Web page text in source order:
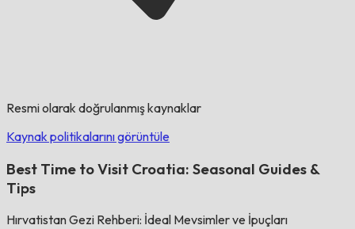
Resmi olarak doğrulanmış kaynaklar
Kaynak politikalarını görüntüle
Best Time to Visit Croatia: Seasonal Guides &
Tips
Hırvatistan Gezi Rehberi: İdeal Mevsimler ve İpuçları